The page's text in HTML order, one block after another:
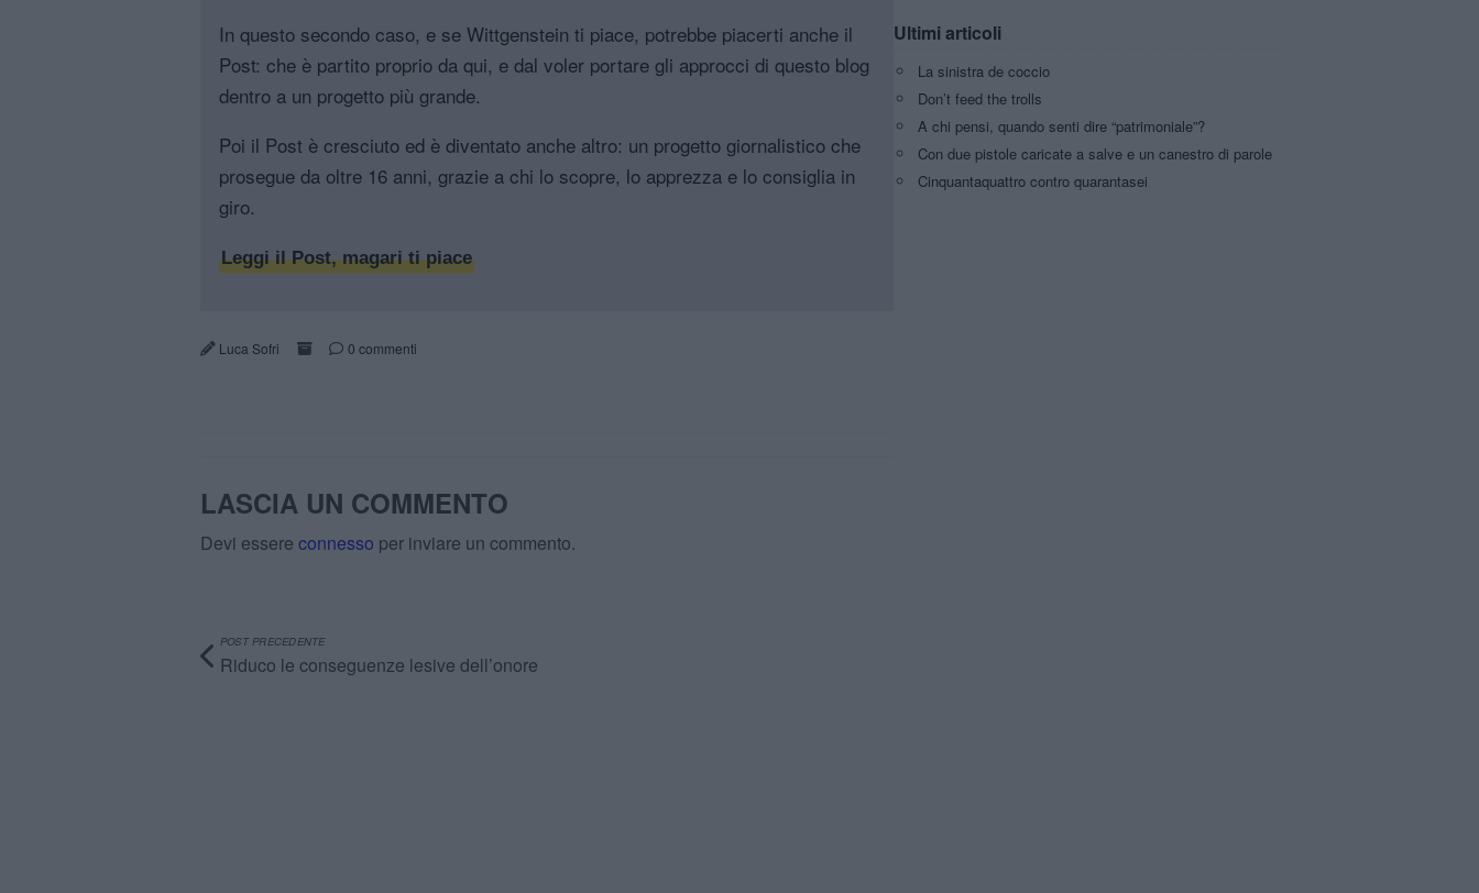
In questo secondo caso, e se Wittgenstein ti piace, potrebbe piacerti anche il
Post: che è partito proprio da qui, e dal voler portare gli approcci di questo blog
dentro a un progetto più grande.
Poi il Post è cresciuto ed è diventato anche altro: un progetto giornalistico che
prosegue da oltre 16 anni, grazie a chi lo scopre, lo apprezza e lo consiglia in
giro.
Leggi il Post, magari ti piace
Luca Sofri 0 commenti
LASCIA UN COMMENTO
Devi essere connesso per inviare un commento.
POST PRECEDENTE
Riduco le conseguenze lesive dell’onore
Ultimi articoli
La sinistra de coccio
Don’t feed the trolls
A chi pensi, quando senti dire “patrimoniale”?
Con due pistole caricate a salve e un canestro di parole
Cinquantaquattro contro quarantasei